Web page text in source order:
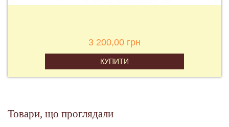
3 200,00 грн
КУПИТИ
Товари, що проглядали